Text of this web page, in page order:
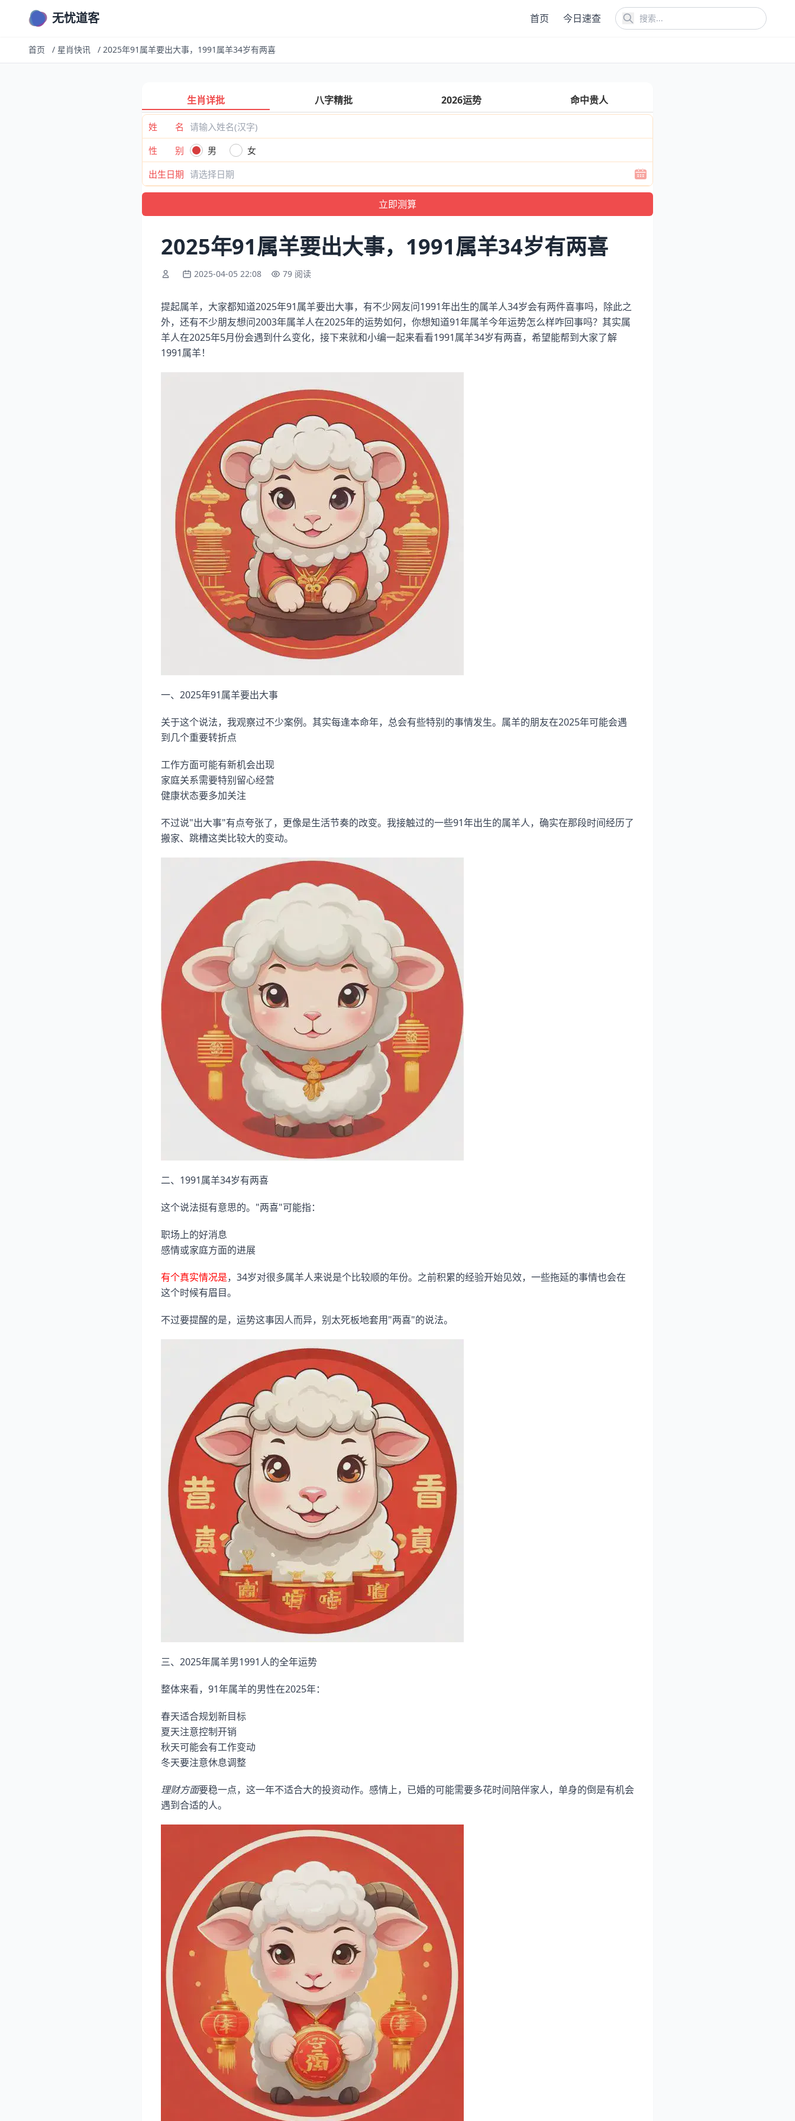
无忧道客 首页 今日速查
首页 / 星肖快讯 / 2025年91属羊要出大事，1991属羊34岁有两喜
生肖详批 八字精批 2026运势 命中贵人
姓 名
性 别
男
女
出生日期
2025年91属羊要出大事，1991属羊34岁有两喜
2025-04-05 22:08 79 阅读
提起属羊，大家都知道2025年91属羊要出大事，有不少网友问1991年出生的属羊人34岁会有两件喜事吗，除此之
外，还有不少朋友想问2003年属羊人在2025年的运势如何，你想知道91年属羊今年运势怎么样咋回事吗？其实属
羊人在2025年5月份会遇到什么变化，接下来就和小编一起来看看1991属羊34岁有两喜，希望能帮到大家了解
1991属羊！
一、2025年91属羊要出大事
关于这个说法，我观察过不少案例。其实每逢本命年，总会有些特别的事情发生。属羊的朋友在2025年可能会遇
到几个重要转折点
工作方面可能有新机会出现
家庭关系需要特别留心经营
健康状态要多加关注
不过说"出大事"有点夸张了，更像是生活节奏的改变。我接触过的一些91年出生的属羊人，确实在那段时间经历了
搬家、跳槽这类比较大的变动。
二、1991属羊34岁有两喜
这个说法挺有意思的。"两喜"可能指：
职场上的好消息
感情或家庭方面的进展
有个真实情况是，34岁对很多属羊人来说是个比较顺的年份。之前积累的经验开始见效，一些拖延的事情也会在
这个时候有眉目。
不过要提醒的是，运势这事因人而异，别太死板地套用"两喜"的说法。
三、2025年属羊男1991人的全年运势
整体来看，91年属羊的男性在2025年：
春天适合规划新目标
夏天注意控制开销
秋天可能会有工作变动
冬天要注意休息调整
理财方面要稳一点，这一年不适合大的投资动作。感情上，已婚的可能需要多花时间陪伴家人，单身的倒是有机会
遇到合适的人。